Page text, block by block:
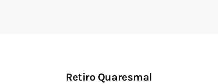
Retiro Quaresmal